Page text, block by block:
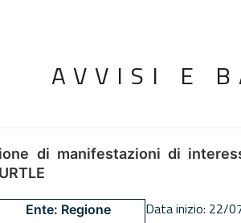
AVVISI E
di manifestazioni di
Ente: Regione
Data inizio: 22/